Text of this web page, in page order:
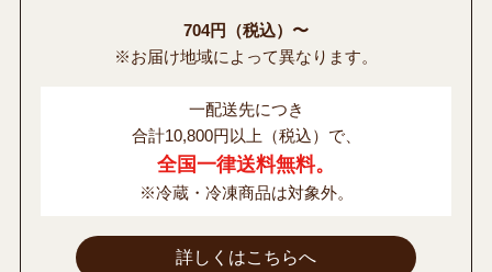
704円（税込）〜
※お届け地域によって異なります。
一配送先につき
合計10,800円以上（税込）で、
全国一律送料無料。
※冷蔵・冷凍商品は対象外。
詳しくはこちらへ